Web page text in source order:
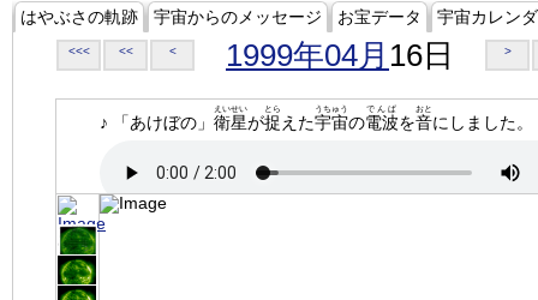
はやぶさの軌跡 宇宙からのメッセージ お宝データ 宇宙カレン
<<< << < 1999年04月 16日 >
♪ 「あけぼの」 衛星
えいせい
が捉
とら
えた宇宙
うちゅう
の電波
でんぱ
を音
おと
にしました。